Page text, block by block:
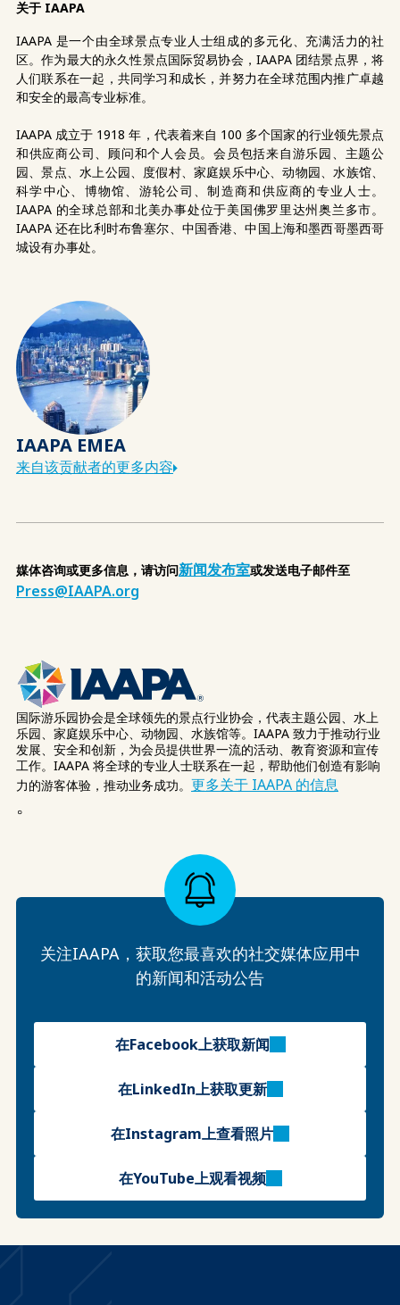
关于 IAAPA
IAAPA 是一个由全球景点专业人士组成的多元化、充满活力的社
区。作为最大的永久性景点国际贸易协会，IAAPA 团结景点界，将
人们联系在一起，共同学习和成长，并努力在全球范围内推广卓越
和安全的最高专业标准。
IAAPA 成立于 1918 年，代表着来自 100 多个国家的行业领先景点
和供应商公司、顾问和个人会员。会员包括来自游乐园、主题公
园、景点、水上公园、度假村、家庭娱乐中心、动物园、水族馆、
科学中心、博物馆、游轮公司、制造商和供应商的专业人士。
IAAPA 的全球总部和北美办事处位于美国佛罗里达州奥兰多市。
IAAPA 还在比利时布鲁塞尔、中国香港、中国上海和墨西哥墨西哥
城设有办事处。
IAAPA EMEA
来自该贡献者的更多内容
媒体咨询或更多信息，请访问新闻发布室或发送电子邮件至
Press@IAAPA.org
国际游乐园协会是全球领先的景点行业协会，代表主题公园、水上
乐园、家庭娱乐中心、动物园、水族馆等。IAAPA 致力于推动行业
发展、安全和创新，为会员提供世界一流的活动、教育资源和宣传
工作。IAAPA 将全球的专业人士联系在一起，帮助他们创造有影响
力的游客体验，推动业务成功。 更多关于 IAAPA 的信息
。
关注IAAPA，获取您最喜欢的社交媒体应用中
的新闻和活动公告
在Facebook上获取新闻
在LinkedIn上获取更新
在Instagram上查看照片
在YouTube上观看视频